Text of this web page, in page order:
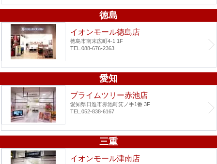
徳島
イオンモール徳島店
徳島市南末広町4-1 1F
TEL.088-676-2363
愛知
プライムツリー赤池店
愛知県日進市赤池町箕ノ手1番 3F
TEL.052-838-6167
三重
イオンモール津南店